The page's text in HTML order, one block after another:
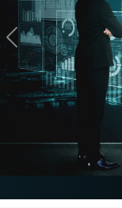
Previous